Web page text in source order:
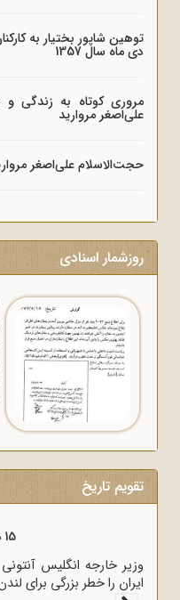
توهین شاپور بختیار به
دی ماه سال 1357
مروری کوتاه به زندگی
علی‌اصغر مروارید
حجت‌الاسلام علی‌اصغر مروارید
روزشمار اسنادی
تقویم تاریخ
15 مرداد 1320
وزیر خارجه انگلیس
ایران را خطر بزرگی برای